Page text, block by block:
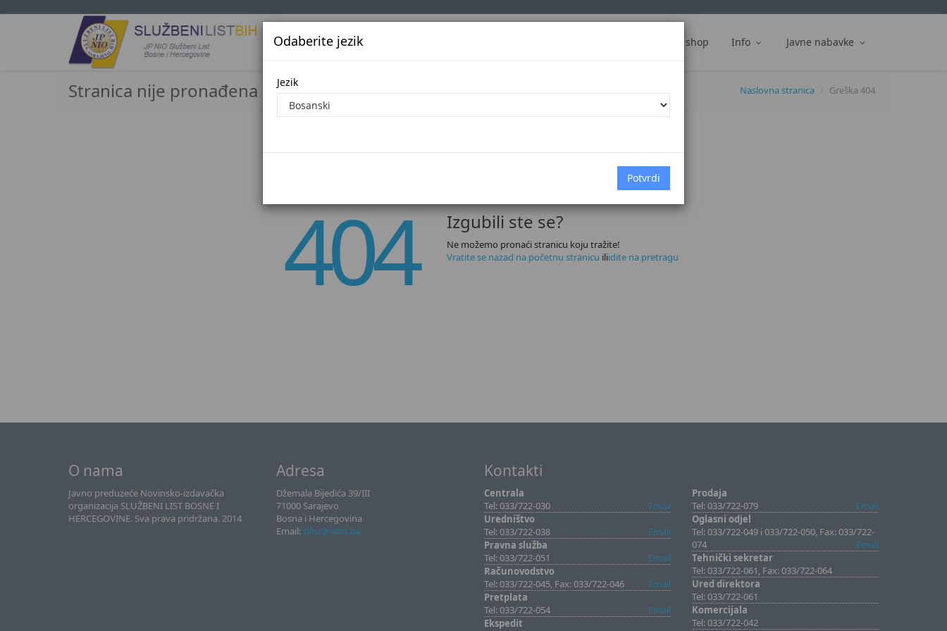
Jezik Službena glasila Web shop Info Javne nabavke
Odaberite jezik
Jezik
Stranica nije pronađena Naslovna stranica Greška 404
404 Izgubili ste se?
Ne možemo pronaći stranicu koju tražite!
Vratite se nazad na početnu stranicu iliidite na pretragu
O nama
Javno preduzeće Novinsko-izdavačka
organizacija SLUŽBENI LIST BOSNE I
HERCEGOVINE. Sva prava pridržana. 2014
Adresa
Džemala Bijedića 39/III
71000 Sarajevo
Bosna i Hercegovina
Email: sllist@sllist.ba
Kontakti
Centrala
Tel: 033/722-030
Email
Uredništvo
Tel: 033/722-038
Email
Pravna služba
Tel: 033/722-051
Email
Računovodstvo
Tel: 033/722-045, Fax: 033/722-046
Email
Pretplata
Tel: 033/722-054
Email
Ekspedit
Prodaja
Tel: 033/722-079
Email
Oglasni odjel
Tel: 033/722-049 i 033/722-050, Fax: 033/722-
074
Email
Tehnički sekretar
Tel: 033/722-061, Fax: 033/722-064
Ured direktora
Tel: 033/722-061
Komercijala
Tel: 033/722-042